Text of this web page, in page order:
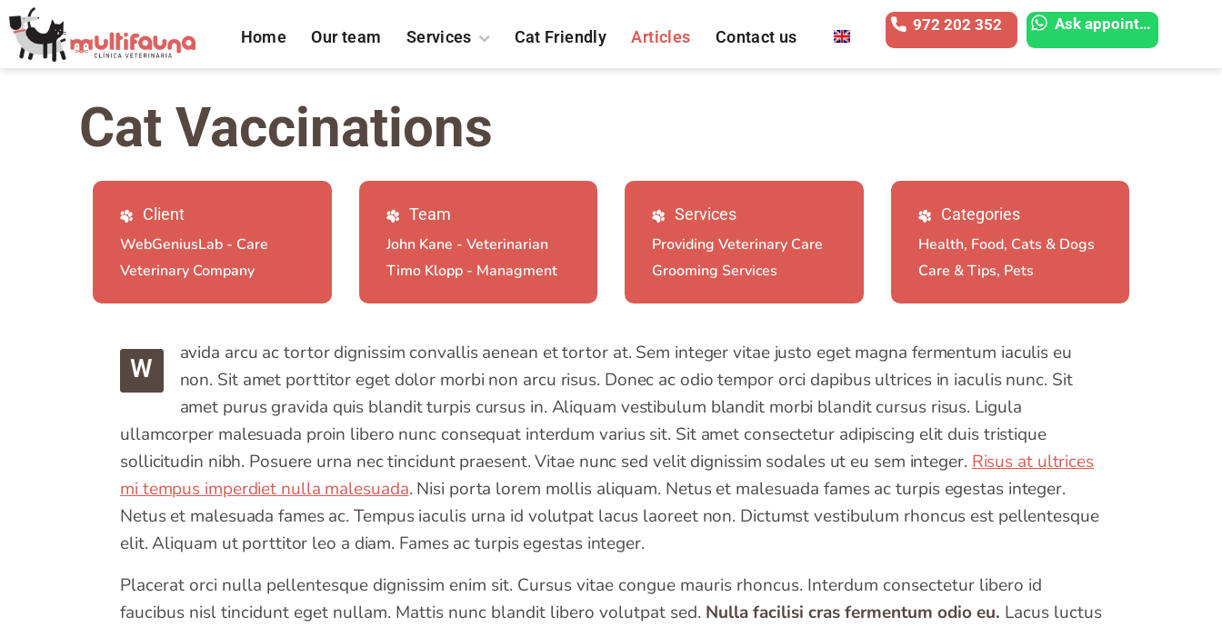
Home Our team Services Cat Friendly Articles Contact us
972 202 352 Ask appointment
Cat Vaccinations
Client
WebGeniusLab - Care
Veterinary Company
Team
John Kane - Veterinarian
Timo Klopp - Managment
Services
Providing Veterinary Care
Grooming Services
Categories
Health, Food, Cats & Dogs
Care & Tips, Pets
W
avida arcu ac tortor dignissim convallis aenean et tortor at. Sem integer vitae justo eget magna fermentum iaculis eu
non. Sit amet porttitor eget dolor morbi non arcu risus. Donec ac odio tempor orci dapibus ultrices in iaculis nunc. Sit
amet purus gravida quis blandit turpis cursus in. Aliquam vestibulum blandit morbi blandit cursus risus. Ligula
ullamcorper malesuada proin libero nunc consequat interdum varius sit. Sit amet consectetur adipiscing elit duis tristique
sollicitudin nibh. Posuere urna nec tincidunt praesent. Vitae nunc sed velit dignissim sodales ut eu sem integer. Risus at ultrices
mi tempus imperdiet nulla malesuada. Nisi porta lorem mollis aliquam. Netus et malesuada fames ac turpis egestas integer.
Netus et malesuada fames ac. Tempus iaculis urna id volutpat lacus laoreet non. Dictumst vestibulum rhoncus est pellentesque
elit. Aliquam ut porttitor leo a diam. Fames ac turpis egestas integer.
Placerat orci nulla pellentesque dignissim enim sit. Cursus vitae congue mauris rhoncus. Interdum consectetur libero id
faucibus nisl tincidunt eget nullam. Mattis nunc blandit libero volutpat sed. Nulla facilisi cras fermentum odio eu. Lacus luctus